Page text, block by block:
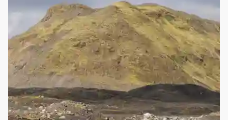
Mýrdalssandur er ikke en sandørken som dem, vi kender
fra de varme egne. Sandet stammer i høj grad fra vulkansk
aske, sten og sedimenter, som gennem århundreder er
blevet transporteret af smeltevand fra gletsjerne.
Mýrdalssandur er skabt af nogle af de samme
naturkræfter, der har formet hele Island. Syd for sletten
rejser Mýrdalsjökull sig, og under gletsjeren ligger